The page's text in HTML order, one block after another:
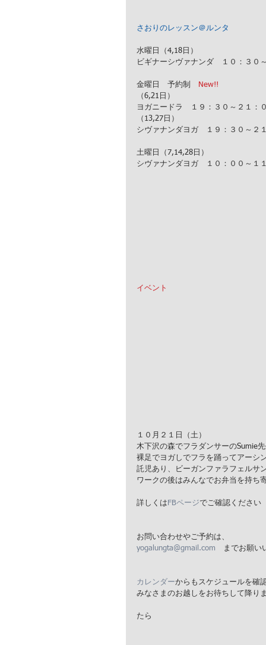
さおりのレッスン＠ルンタ
水曜日（4,18日）
ビギナーシヴァナンダ　１０：３０
金曜日　予約制
New!!
（6,21日）
ヨガニードラ　１９：３０～２１：
（13,27日）
シヴァナンダヨガ　１９：３０～２
土曜日（7,14,28日）
シヴァナンダヨガ　１０：００～１
イベント
１０月２１日（土）
木下沢の森でフラダンサーのSumie
裸足でヨガしでフラを踊ってアーシ
託児あり、ビーガンファラフェルサ
ワークの後はみんなでお弁当を持ち
詳しくは FBページでご確認ください
お問い合わせやご予約は、
yogalungta@gmail.com までお願い
カレンダーからもスケジュールを確
みなさまのお越しをお待ちして降り
たら